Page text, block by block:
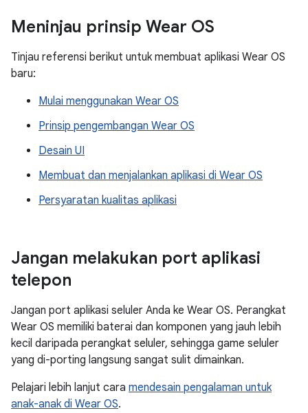
Meninjau prinsip Wear OS
Tinjau referensi berikut untuk membuat aplikasi Wear OS
baru:
Mulai menggunakan Wear OS
Prinsip pengembangan Wear OS
Desain UI
Membuat dan menjalankan aplikasi di Wear OS
Persyaratan kualitas aplikasi
Jangan melakukan port aplikasi
telepon
Jangan port aplikasi seluler Anda ke Wear OS. Perangkat
Wear OS memiliki baterai dan komponen yang jauh lebih
kecil daripada perangkat seluler, sehingga game seluler
yang di-porting langsung sangat sulit dimainkan.
Pelajari lebih lanjut cara mendesain pengalaman untuk
anak-anak di Wear OS.